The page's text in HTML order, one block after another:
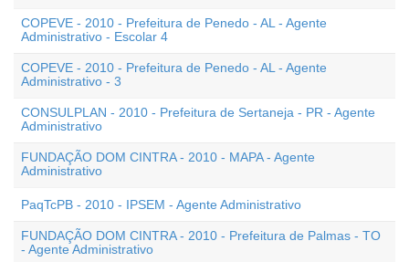
COPEVE - 2010 - Prefeitura de Penedo - AL - Agente
Administrativo - Escolar 4
COPEVE - 2010 - Prefeitura de Penedo - AL - Agente
Administrativo - 3
CONSULPLAN - 2010 - Prefeitura de Sertaneja - PR - Agente
Administrativo
FUNDAÇÃO DOM CINTRA - 2010 - MAPA - Agente
Administrativo
PaqTcPB - 2010 - IPSEM - Agente Administrativo
FUNDAÇÃO DOM CINTRA - 2010 - Prefeitura de Palmas - TO
- Agente Administrativo